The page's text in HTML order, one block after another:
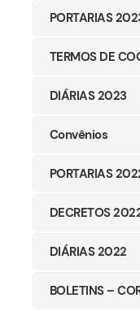
PORTARIAS
TERMOS DE
DIÁRIAS 2023
Convênios
PORTARIAS
DECRETOS
DIÁRIAS 2022
BOLETINS –